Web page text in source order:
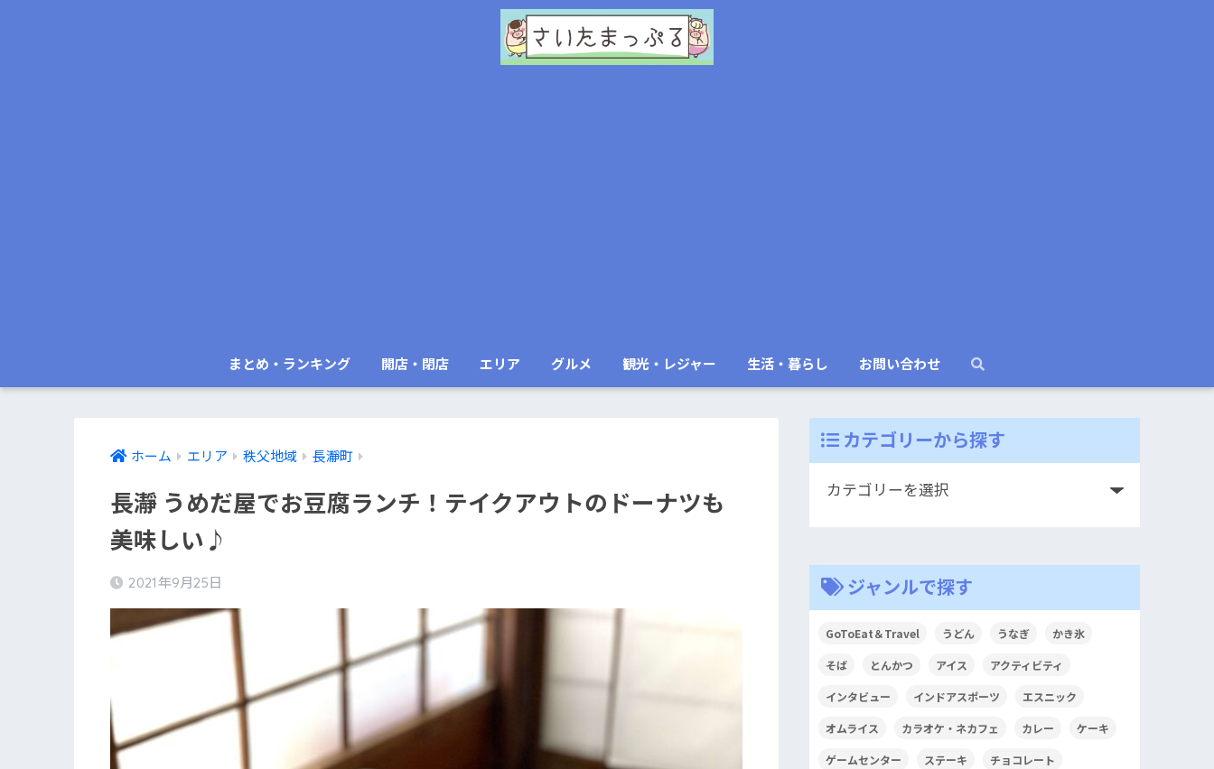
まとめ・ランキング 開店・閉店 エリア グルメ 観光・レジャー 生活・暮らし お問い合わせ
ホーム エリア 秩父地域 長瀞町
長瀞 うめだ屋でお豆腐ランチ！テイクアウトのドーナツも
美味しい♪
2021年9月25日
カテゴリーから探す
ジャンルで探す
GoToEat＆Travel うどん うなぎ かき氷
そば とんかつ アイス アクティビティ
インタビュー インドアスポーツ エスニック
オムライス カラオケ・ネカフェ カレー ケーキ
ゲームセンター ステーキ チョコレート